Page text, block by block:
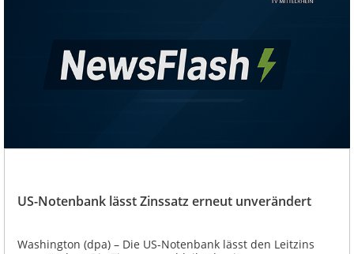
US-Notenbank lässt Zinssatz erneut unverändert
Washington (dpa) – Die US-Notenbank lässt den Leitzins